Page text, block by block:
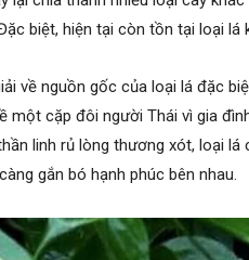
biệt, hiện tại còn tồn tại loại
về nguồn gốc của loại lá đặc
một cặp đôi người Thái vì gia
linh rủ lòng thương xót, loại
gắn bó hạnh phúc bên nhau.